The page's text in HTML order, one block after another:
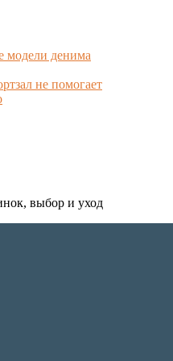
модели денима
не помогает
выбор и уход